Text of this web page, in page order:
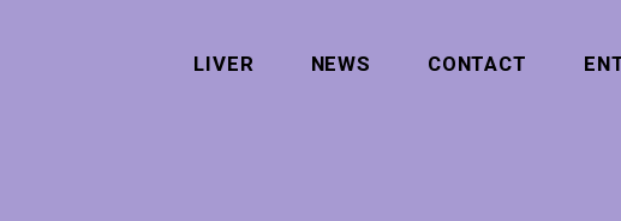
LIVER NEWS CONTACT